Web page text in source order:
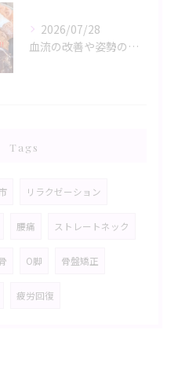
2026/07/28
血流の改善や姿勢の調整が、日々の健康を支える鍵。
Tags
リラクゼーション
腰痛 ストレートネック
O脚 骨盤矯正
疲労回復